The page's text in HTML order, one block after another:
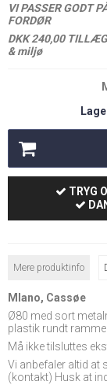
VI PASSER GODT
FORDØR
DKK 240,00
& miljø
TRYG
Mere produktinfo
Mlano, Cassøe
Ø80 med sort
plastik rundt
Må ikke tilsluttes
Vi anbefaler altid at
(kontakt) Husk at